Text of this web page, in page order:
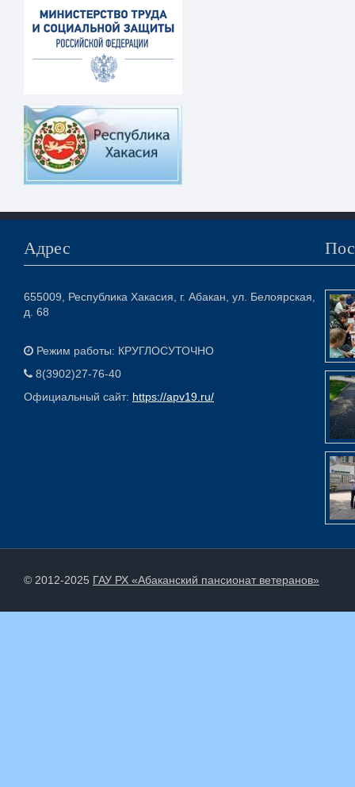
Адрес
655009, Республика Хакасия, г. Абакан, ул. Белоярская,
д. 68
Режим работы: КРУГЛОСУТОЧНО
8(3902)27-76-40
Официальный сайт: https://apv19.ru/
© 2012-2025 ГАУ РХ «Абаканский пансионат ветеранов»